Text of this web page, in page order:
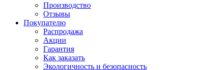
Производство
Отзывы
Покупателю
Распродажа
Акции
Гарантия
Как заказать
Экологичность и безопасность